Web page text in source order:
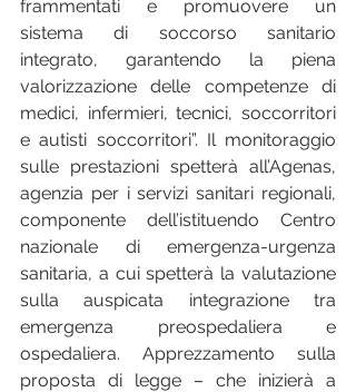
frammentati e promuovere un
sistema di soccorso sanitario
integrato, garantendo la piena
valorizzazione delle competenze di
medici, infermieri, tecnici, soccorritori
e autisti soccorritori”. Il monitoraggio
sulle prestazioni spetterà all’Agenas,
agenzia per i servizi sanitari regionali,
componente dell’istituendo Centro
nazionale di emergenza-urgenza
sanitaria, a cui spetterà la valutazione
sulla auspicata integrazione tra
emergenza preospedaliera e
ospedaliera. Apprezzamento sulla
proposta di legge – che inizierà a